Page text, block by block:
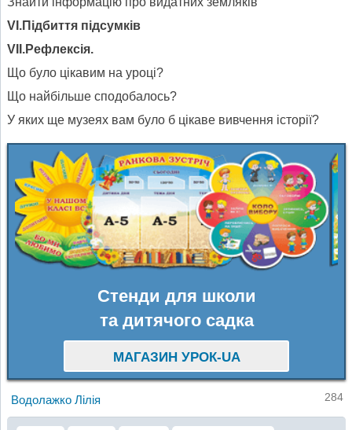
V І.Підбиття підсумків
V ІІ.Рефлексія.
Що було цікавим на уроці?
Що найбільше сподобалось?
У яких ще музеях вам було б цікаве вивчення історії?
Стенди для школи
та дитячого садка
МАГАЗИН УРОК-UA
Водолажко Лілія 284